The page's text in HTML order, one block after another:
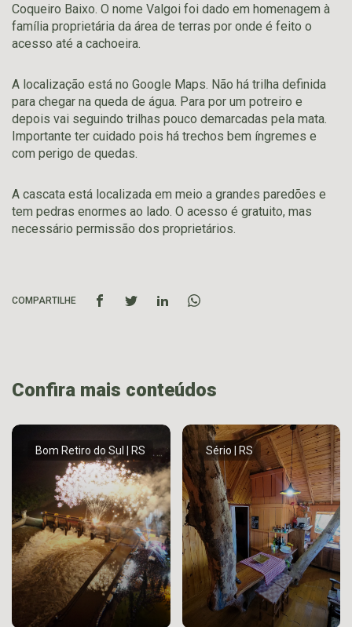
Coqueiro Baixo. O nome Valgoi foi dado em homenagem à
família proprietária da área de terras por onde é feito o
acesso até a cachoeira.
A localização está no Google Maps. Não há trilha definida
para chegar na queda de água. Para por um potreiro e
depois vai seguindo trilhas pouco demarcadas pela mata.
Importante ter cuidado pois há trechos bem íngremes e
com perigo de quedas.
A cascata está localizada em meio a grandes paredões e
tem pedras enormes ao lado. O acesso é gratuito, mas
necessário permissão dos proprietários.
COMPARTILHE
Confira mais conteúdos
Bom Retiro do Sul | RS Sério | RS